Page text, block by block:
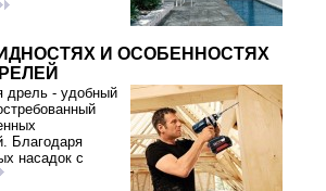
И ОСОБЕННОСТЯХ
дрель - удобный
Благодаря
насадок с